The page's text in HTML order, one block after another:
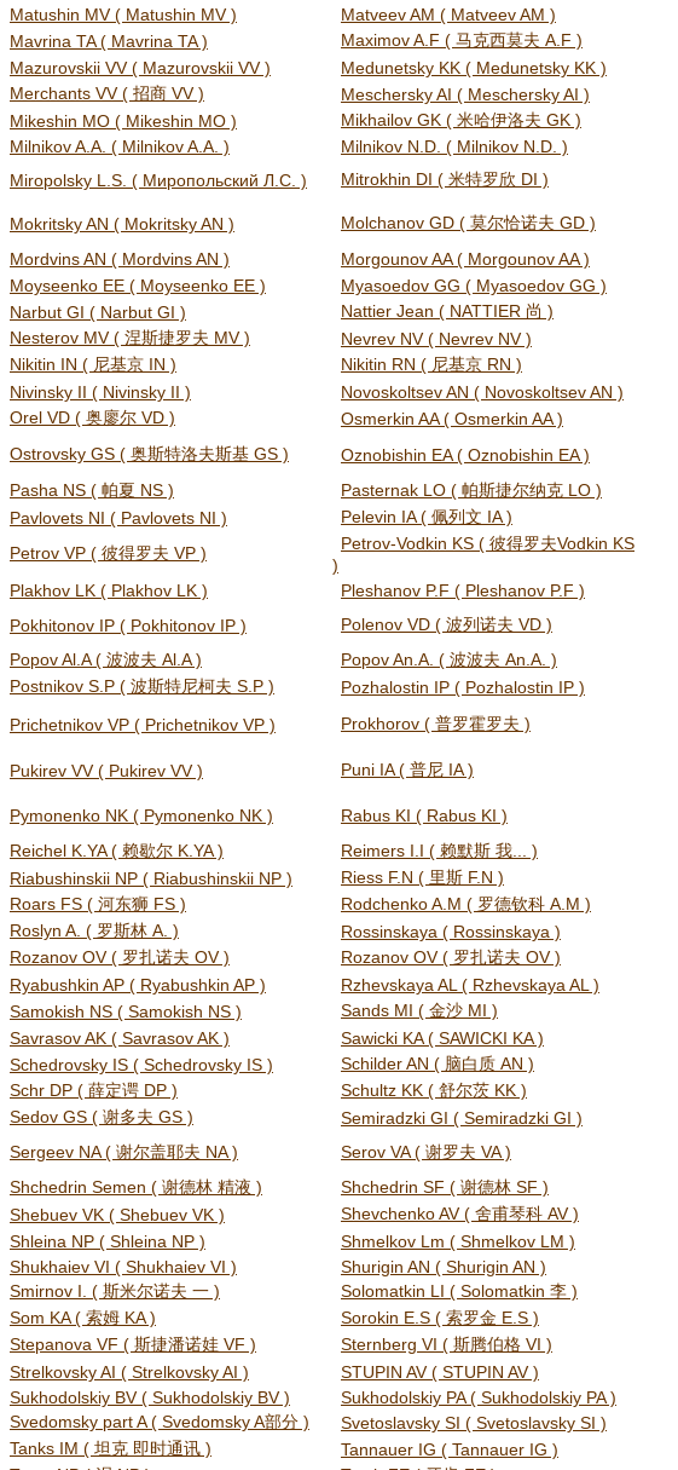
Matushin MV ( Matushin MV )
Matveev AM ( Matveev AM )
Mavrina TA ( Mavrina TA )
Maximov A.F ( 马克西莫夫 A.F )
Mazurovskii VV ( Mazurovskii VV )
Medunetsky KK ( Medunetsky KK )
Merchants VV ( 招商 VV )
Meschersky AI ( Meschersky AI )
Mikeshin MO ( Mikeshin MO )
Mikhailov GK ( 米哈伊洛夫 GK )
Milnikov A.A. ( Milnikov A.A. )
Milnikov N.D. ( Milnikov N.D. )
Miropolsky L.S. ( Миропольский Л.С. ) Mitrokhin DI ( 米特罗欣 DI )
Mokritsky AN ( Mokritsky AN )
Molchanov GD ( 莫尔恰诺夫 GD )
Mordvins AN ( Mordvins AN )
Morgounov AA ( Morgounov AA )
Moyseenko EE ( Moyseenko EE )
Myasoedov GG ( Myasoedov GG )
Narbut GI ( Narbut GI )
Nattier Jean ( NATTIER 尚 )
Nesterov MV ( 涅斯捷罗夫 MV )
Nevrev NV ( Nevrev NV )
Nikitin IN ( 尼基京 IN )
Nikitin RN ( 尼基京 RN )
Nivinsky II ( Nivinsky II )
Novoskoltsev AN ( Novoskoltsev AN )
Orel VD ( 奥廖尔 VD )
Osmerkin AA ( Osmerkin AA )
Ostrovsky GS ( 奥斯特洛夫斯基 GS )
Oznobishin EA ( Oznobishin EA )
Pasha NS ( 帕夏 NS )
Pasternak LO ( 帕斯捷尔纳克 LO )
Pavlovets NI ( Pavlovets NI )
Pelevin IA ( 佩列文 IA )
Petrov VP ( 彼得罗夫 VP )
Petrov-Vodkin KS ( 彼得罗夫Vodkin KS
)
Plakhov LK ( Plakhov LK )
Pleshanov P.F ( Pleshanov P.F )
Pokhitonov IP ( Pokhitonov IP )
Polenov VD ( 波列诺夫 VD )
Popov Al.A ( 波波夫 Al.A )
Popov An.A. ( 波波夫 An.A. )
Postnikov S.P ( 波斯特尼柯夫 S.P )
Pozhalostin IP ( Pozhalostin IP )
Prichetnikov VP ( Prichetnikov VP ) Prokhorov ( 普罗霍罗夫 )
Pukirev VV ( Pukirev VV ) Puni IA ( 普尼 IA )
Pymonenko NK ( Pymonenko NK )
Rabus KI ( Rabus KI )
Reichel K.YA ( 赖歇尔 K.YA )
Reimers I.I ( 赖默斯 我... )
Riabushinskii NP ( Riabushinskii NP )
Riess F.N ( 里斯 F.N )
Roars FS ( 河东狮 FS )
Rodchenko A.M ( 罗德钦科 A.M )
Roslyn A. ( 罗斯林 A. )
Rossinskaya ( Rossinskaya )
Rozanov OV ( 罗扎诺夫 OV )
Rozanov OV ( 罗扎诺夫 OV )
Ryabushkin AP ( Ryabushkin AP )
Rzhevskaya AL ( Rzhevskaya AL )
Samokish NS ( Samokish NS )
Sands MI ( 金沙 MI )
Savrasov AK ( Savrasov AK )
Sawicki KA ( SAWICKI KA )
Schedrovsky IS ( Schedrovsky IS )
Schilder AN ( 脑白质 AN )
Schr DP ( 薛定谔 DP )
Schultz KK ( 舒尔茨 KK )
Sedov GS ( 谢多夫 GS )
Semiradzki GI ( Semiradzki GI )
Sergeev NA ( 谢尔盖耶夫 NA )
Serov VA ( 谢罗夫 VA )
Shchedrin Semen ( 谢德林 精液 )
Shchedrin SF ( 谢德林 SF )
Shebuev VK ( Shebuev VK )
Shevchenko AV ( 舍甫琴科 AV )
Shleina NP ( Shleina NP )
Shmelkov Lm ( Shmelkov LM )
Shukhaiev VI ( Shukhaiev VI )
Shurigin AN ( Shurigin AN )
Smirnov I. ( 斯米尔诺夫 一 )
Solomatkin LI ( Solomatkin 李 )
Som KA ( 索姆 KA )
Sorokin E.S ( 索罗金 E.S )
Stepanova VF ( 斯捷潘诺娃 VF )
Sternberg VI ( 斯腾伯格 VI )
Strelkovsky AI ( Strelkovsky AI )
STUPIN AV ( STUPIN AV )
Sukhodolskiy BV ( Sukhodolskiy BV )
Sukhodolskiy PA ( Sukhodolskiy PA )
Svedomsky part A ( Svedomsky A部分 )
Svetoslavsky SI ( Svetoslavsky SI )
Tanks IM ( 坦克 即时通讯 )
Tannauer IG ( Tannauer IG )